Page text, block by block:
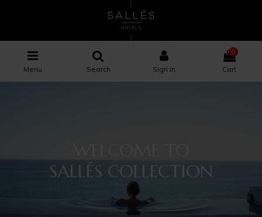
Menu Search Sign in
0
Cart
SALLÉS COLLECTION